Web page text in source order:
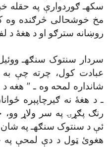
سکهـ ګوردوارې په حقله
مخ خوشحالى څرګنده وه
روښانه سترګو او د هغۀ د
سردار سنتوک سنګهـ
عبادت کول، چرته چې به
ـ د هغۀ نه ګيرچاپېره
رنګ پګړۍ په سر ولاړ وو،
ئې د سنتوک سنګهـ په شان
هغوئ ټول د دې لمحې په